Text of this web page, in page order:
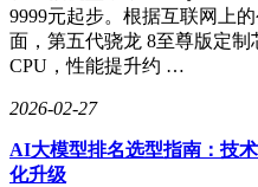
9999元起步。根据互联网上
面，第五代骁龙 8至尊版定制
CPU，性能提升约 …
2026-02-27
AI大模型排名选型指南：技
化升级